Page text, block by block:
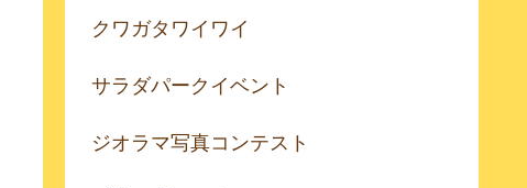
クワガタワイワイ
サラダパークイベント
ジオラマ写真コンテスト